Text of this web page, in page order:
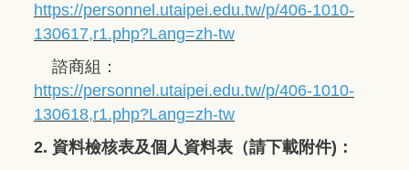
https://personnel.utaipei.edu.tw/p/406-1010-
130617,r1.php?Lang=zh-tw
諮商組：
https://personnel.utaipei.edu.tw/p/406-1010-
130618,r1.php?Lang=zh-tw
2. 資料檢核表及個人資料表（請下載附件)：